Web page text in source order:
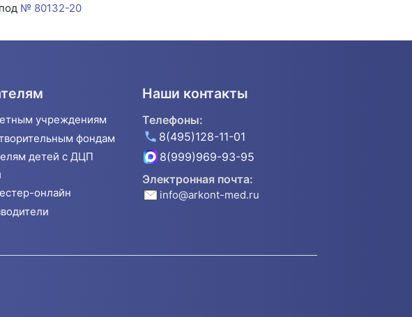
№ 80132-20
учреждениям
фондам
детей с ДЦП
онлайн
Наши контакты
Телефоны:
8(495)128-11-01
8(999)969-93-95
Электронная почта:
info@arkont-med.ru